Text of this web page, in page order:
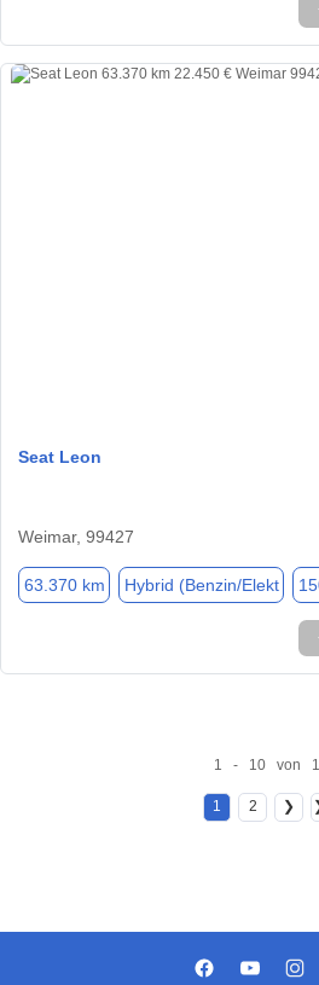
Seat Leon
Weimar, 99427
63.370 km Hybrid (Benzin/Elekt
1 - 10 von
1 2 ❯